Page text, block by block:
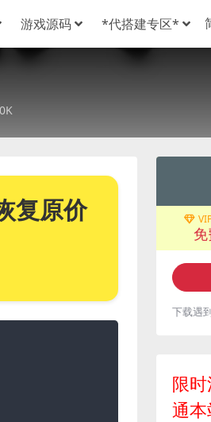
游戏源码 *代搭建专区*
复原价
下载遇
限
通